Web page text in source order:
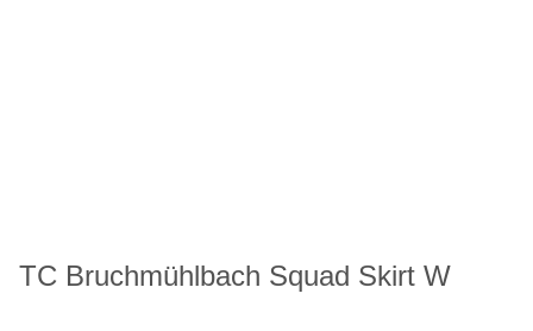
TC Bruchmühlbach Squad Skirt W